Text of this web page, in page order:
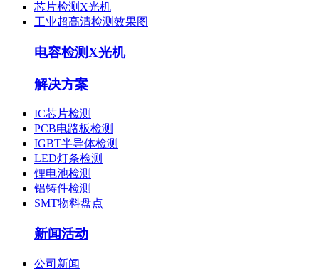
芯片检测X光机
工业超高清检测效果图
电容检测X光机
解决方案
IC芯片检测
PCB电路板检测
IGBT半导体检测
LED灯条检测
锂电池检测
铝铸件检测
SMT物料盘点
新闻活动
公司新闻